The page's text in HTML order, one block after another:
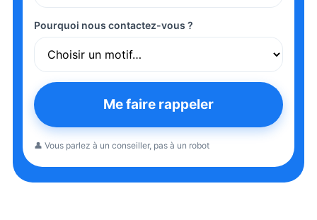
Pourquoi nous contactez-vous ?
Me faire rappeler
👤 Vous parlez à un conseiller, pas à un robot